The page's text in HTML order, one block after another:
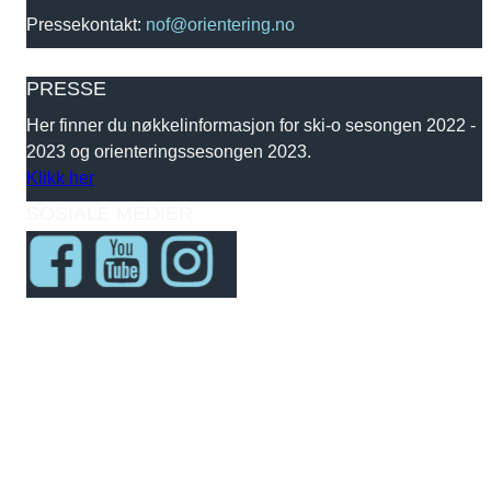
Pressekontakt: nof@orientering.no
PRESSE
Her finner du nøkkelinformasjon for ski-o sesongen 2022 -
2023 og orienteringssesongen 2023.
Klikk her